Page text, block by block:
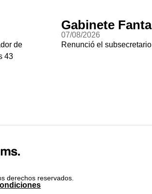
de
43
Gabinete
07/08/2026
Renunció el
derechos reservados.